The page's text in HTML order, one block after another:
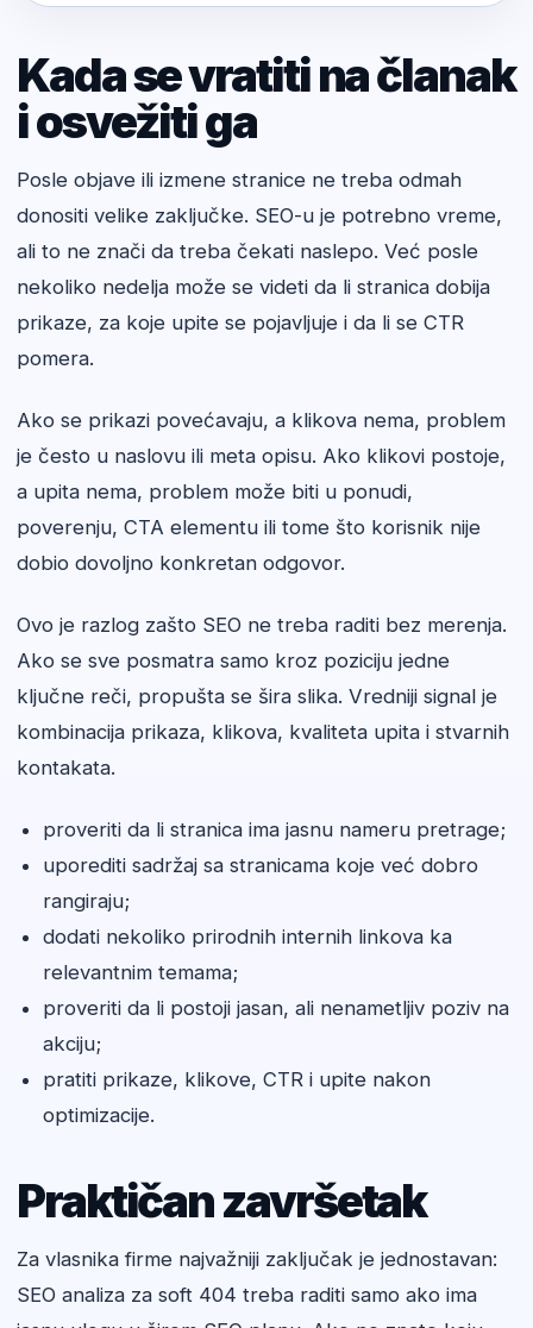
Kada se vratiti na članak
i osvežiti ga
Posle objave ili izmene stranice ne treba odmah
donositi velike zaključke. SEO-u je potrebno vreme,
ali to ne znači da treba čekati naslepo. Već posle
nekoliko nedelja može se videti da li stranica dobija
prikaze, za koje upite se pojavljuje i da li se CTR
pomera.
Ako se prikazi povećavaju, a klikova nema, problem
je često u naslovu ili meta opisu. Ako klikovi postoje,
a upita nema, problem može biti u ponudi,
poverenju, CTA elementu ili tome što korisnik nije
dobio dovoljno konkretan odgovor.
Ovo je razlog zašto SEO ne treba raditi bez merenja.
Ako se sve posmatra samo kroz poziciju jedne
ključne reči, propušta se šira slika. Vredniji signal je
kombinacija prikaza, klikova, kvaliteta upita i stvarnih
kontakata.
proveriti da li stranica ima jasnu nameru pretrage;
uporediti sadržaj sa stranicama koje već dobro
rangiraju;
dodati nekoliko prirodnih internih linkova ka
relevantnim temama;
proveriti da li postoji jasan, ali nenametljiv poziv na
akciju;
pratiti prikaze, klikove, CTR i upite nakon
optimizacije.
Praktičan završetak
Za vlasnika firme najvažniji zaključak je jednostavan:
SEO analiza za soft 404 treba raditi samo ako ima